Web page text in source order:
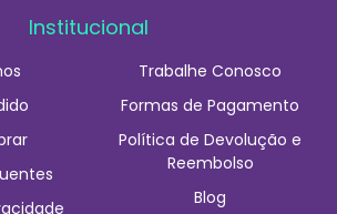
Institucional
Trabalhe Conosco
Formas de Pagamento
Política de Devolução e
Reembolso
Blog